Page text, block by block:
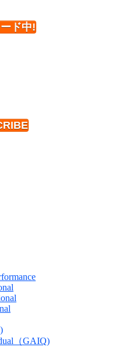
ド中!
（GAIQ)